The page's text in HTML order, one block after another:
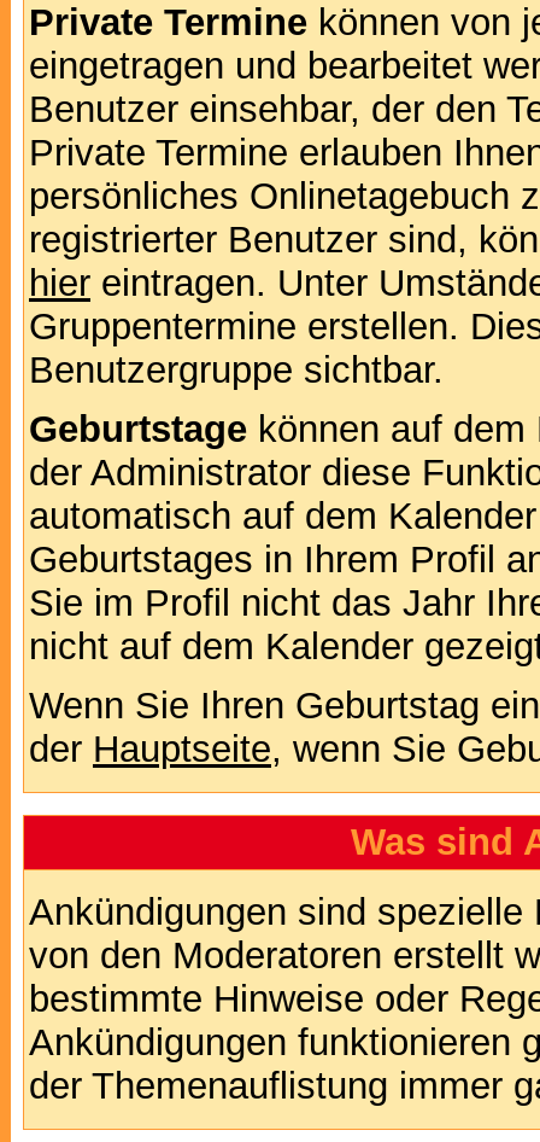
Private Termine können von
eingetragen und bearbeitet
Benutzer einsehbar, der den
Private Termine erlauben
persönliches Onlinetagebuch
registrierter Benutzer sind,
hier eintragen. Unter
Gruppentermine erstellen.
Benutzergruppe sichtbar.
Geburtstage können auf
der Administrator diese
automatisch auf dem
Geburtstages in Ihrem Profil
Sie im Profil nicht das Jahr
nicht auf dem Kalender
Wenn Sie Ihren Geburtstag
der Hauptseite, wenn Sie
Was sind
Ankündigungen sind
von den Moderatoren erstellt
bestimmte Hinweise oder
Ankündigungen funktionieren
der Themenauflistung immer